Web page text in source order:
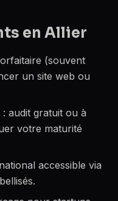
en Allier
(souvent
un site web ou
: audit gratuit ou à
votre maturité
accessible via